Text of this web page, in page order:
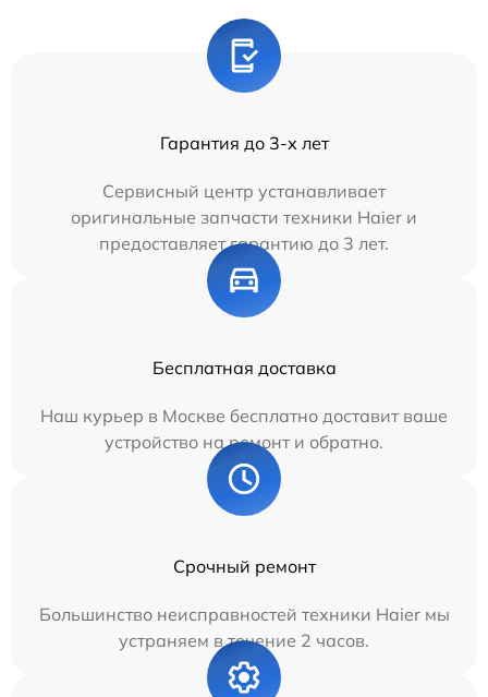
Гарантия до 3-х лет
Сервисный центр устанавливает
оригинальные запчасти техники Haier и
предоставляет гарантию до 3 лет.
Бесплатная доставка
Наш курьер в Москве бесплатно доставит ваше
устройство на ремонт и обратно.
Срочный ремонт
Большинство неисправностей техники Haier мы
устраняем в течение 2 часов.